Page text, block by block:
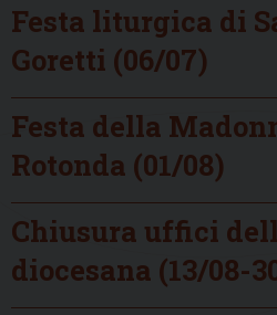
Festa liturgica di
Goretti (06/07)
Festa della
Rotonda (01/08)
Chiusura uffici
diocesana (13/08-